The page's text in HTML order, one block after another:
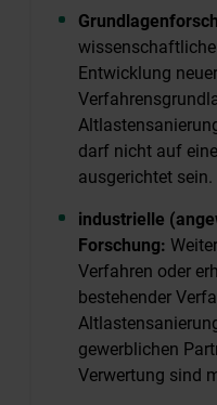
Entwicklung
darf nicht auf
ausgerichtet sein.
industrielle
Forschung:
Verfahren oder
bestehender
gewerblichen
Verwertung sind